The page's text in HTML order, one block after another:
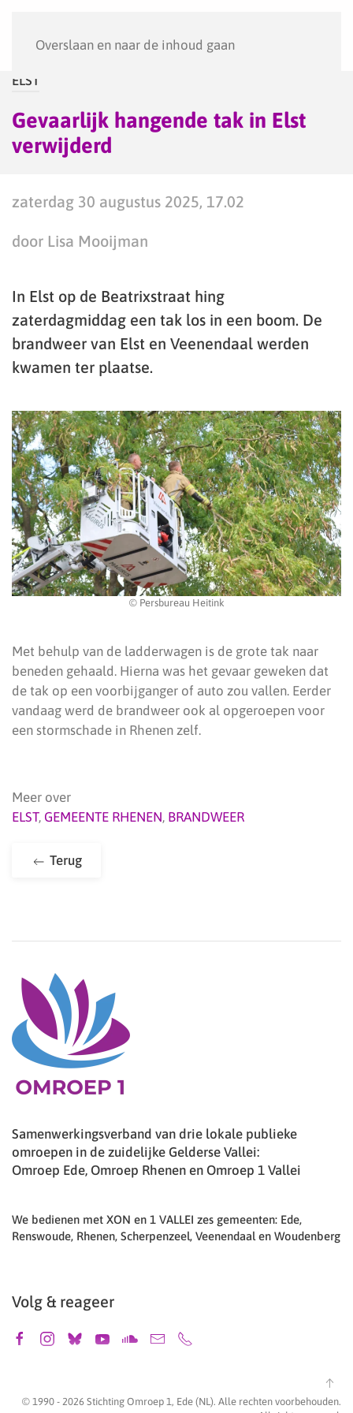
Overslaan en naar de inhoud gaan
ELST
Gevaarlijk hangende tak in Elst
verwijderd
zaterdag 30 augustus 2025, 17.02
door Lisa Mooijman
In Elst op de Beatrixstraat hing
zaterdagmiddag een tak los in een boom. De
brandweer van Elst en Veenendaal werden
kwamen ter plaatse.
© Persbureau Heitink
Met behulp van de ladderwagen is de grote tak naar
beneden gehaald. Hierna was het gevaar geweken dat
de tak op een voorbijganger of auto zou vallen. Eerder
vandaag werd de brandweer ook al opgeroepen voor
een stormschade in Rhenen zelf.
Meer over
ELST, GEMEENTE RHENEN, BRANDWEER
Terug
Samenwerkingsverband van drie lokale publieke
omroepen in de zuidelijke Gelderse Vallei:
Omroep Ede, Omroep Rhenen en Omroep 1 Vallei
We bedienen met XON en 1 VALLEI zes gemeenten: Ede,
Renswoude, Rhenen, Scherpenzeel, Veenendaal en Woudenberg
Volg & reageer
© 1990 - 2026 Stichting Omroep 1, Ede (NL). Alle rechten voorbehouden.